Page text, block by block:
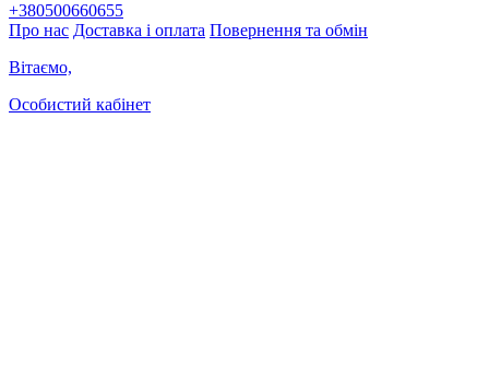
+380500660655
Про нас Доставка і оплата Повернення та обмін
Вітаємо,
Особистий кабінет